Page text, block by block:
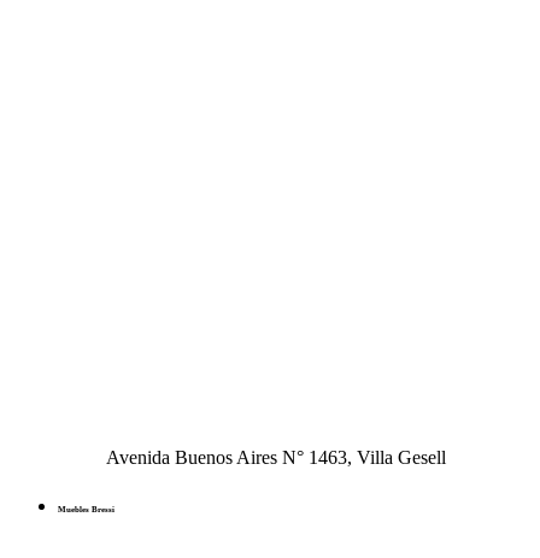
Avenida Buenos Aires N° 1463, Villa Gesell
Muebles Bressi